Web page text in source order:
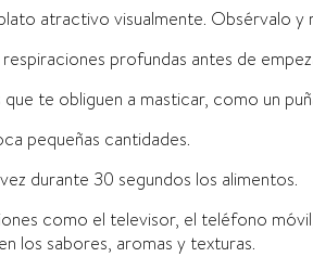
atractivo visualmente. Obsérvalo y
profundas antes de
que te obliguen a masticar, como un
pequeñas cantidades.
durante 30 segundos los alimentos.
como el televisor, el teléfono
los sabores, aromas y texturas.